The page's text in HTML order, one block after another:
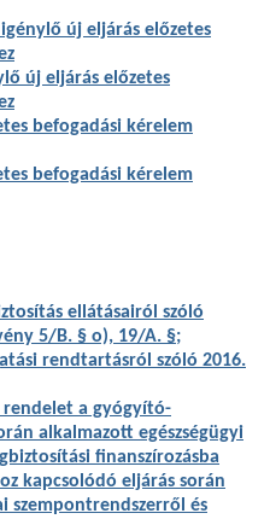
új eljárás előzetes
új eljárás előzetes
befogadási kérelem
befogadási kérelem
ellátásairól szóló
5/B. § o), 19/A. §;
rendtartásról szóló 2016.
rendelet a gyógyító-
alkalmazott egészségügyi
finanszírozásba
kapcsolódó eljárás során
szempontrendszerről és